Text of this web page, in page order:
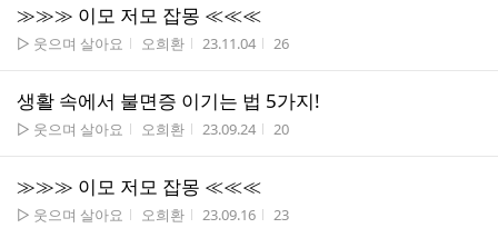
≫≫≫ 이모 저모 잡몽 ≪≪≪
게시판명
▷ 웃으며 살아요 작성자
오희환 작성시간
23.11.04 조회수
26
생활 속에서 불면증 이기는 법 5가지!
게시판명
▷ 웃으며 살아요 작성자
오희환 작성시간
23.09.24 조회수
20
≫≫≫ 이모 저모 잡몽 ≪≪≪
게시판명
▷ 웃으며 살아요 작성자
오희환 작성시간
23.09.16 조회수
23